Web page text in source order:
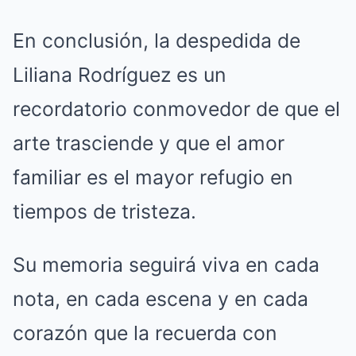
En conclusión, la despedida de
Liliana Rodríguez es un
recordatorio conmovedor de que el
arte trasciende y que el amor
familiar es el mayor refugio en
tiempos de tristeza.
Su memoria seguirá viva en cada
nota, en cada escena y en cada
corazón que la recuerda con